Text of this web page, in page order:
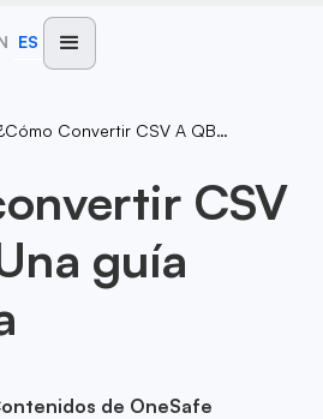
ES
¿Cómo Convertir CSV A QBO? Una Guía Completa
CSV
guía
de OneSafe